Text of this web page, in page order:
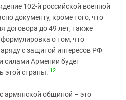
102-й российской военной
документу, кроме того, что
договора до 49 лет, также
формулировка о том, что
с защитой интересов РФ
силами Армении будет
этой страны. 12
армянской общиной – это